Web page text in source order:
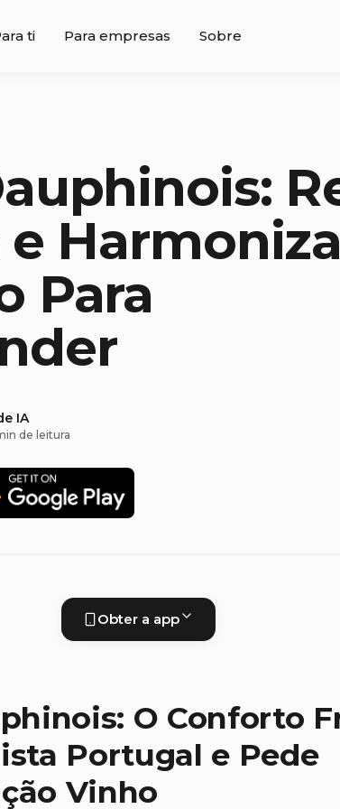
ti Para empresas Sobre
e
Para
IA
de leitura
Obter a app
O Conforto
Portugal e Pede
Vinho